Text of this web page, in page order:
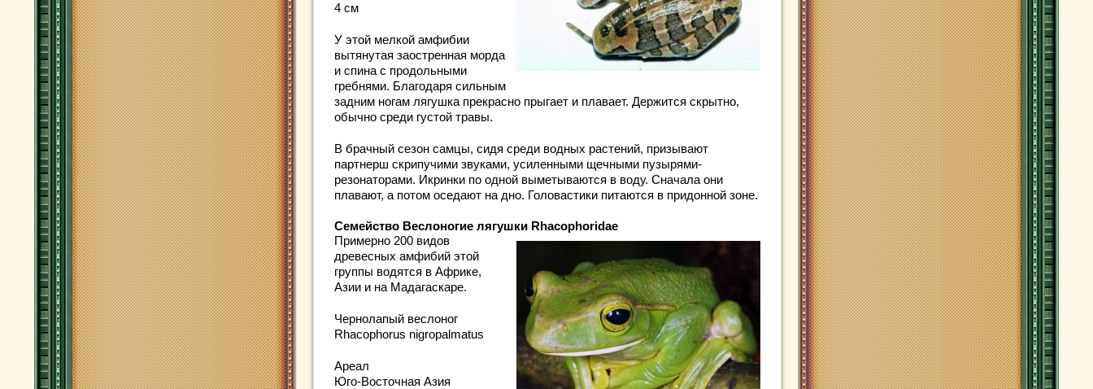
4 см
У этой мелкой амфибии
вытянутая заостренная морда
и спина с продольными
гребнями. Благодаря сильным
задним ногам лягушка прекрасно прыгает и плавает. Держится скрытно,
обычно среди густой травы.
В брачный сезон самцы, сидя среди водных растений, призывают
партнерш скрипучими звуками, усиленными щечными пузырями-
резонаторами. Икринки по одной выметываются в воду. Сначала они
плавают, а потом оседают на дно. Головастики питаются в придонной зоне.
Семейство Веслоногие лягушки Rhacophoridae
Примерно 200 видов
древесных амфибий этой
группы водятся в Африке,
Азии и на Мадагаскаре.
Чернолапый веслоног
Rhacophorus nigropalmatus
Ареал
Юго-Восточная Азия